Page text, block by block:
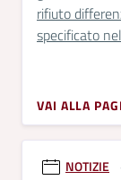
rifiuto
specificato
VAI ALLA
NOTIZIE